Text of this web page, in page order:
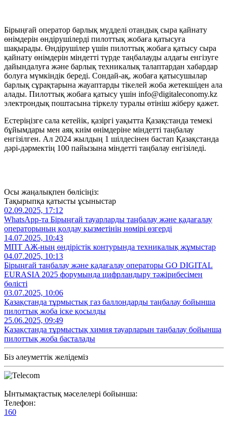
Бірыңғай оператор барлық мүдделі отандық сыра қайнату
өнімдерін өндірушілерді пилоттық жобаға қатысуға
шақырады. Өндірушілер үшін пилоттық жобаға қатысу сыра
қайнату өнімдерін міндетті түрде таңбалауды алдағы енгізуге
дайындалуға және барлық техникалық талаптардан хабардар
болуға мүмкіндік береді. Сондай-ақ, жобаға қатысушылар
барлық сұрақтарына жауаптарды тікелей жоба жетекшіден ала
алады. Пилоттық жобаға қатысу үшін info@digitaleconomy.kz
электрондық поштасына тіркелу туралы өтініш жіберу қажет.
Естеріңізге сала кетейік, қазіргі уақытта Қазақстанда темекі
бұйымдары мен аяқ киім өнімдеріне міндетті таңбалау
енгізілген. Ал 2024 жылдың 1 шілдесінен бастап Қазақстанда
дәрі-дәрмектің 100 пайызына міндетті таңбалау енгізіледі.
Осы жаңалықпен бөлісіңіз:
Тақырыпқа қатысты ұсыныстар
02.09.2025, 17:12
WhatsApp-та Бірыңғай тауарларды таңбалау және қадағалау
операторының қолдау қызметінің нөмірі өзгерді
14.07.2025, 10:43
МПТ АЖ-ның өндірістік контурында техникалық жұмыстар
04.07.2025, 10:13
Бірыңғай таңбалау және қадағалау операторы GO DIGITAL
EURASIA 2025 форумында цифрландыру тәжірибесімен
бөлісті
03.07.2025, 10:06
Қазақстанда тұрмыстық газ баллондарды таңбалау бойынша
пилоттық жоба іске қосылды
25.06.2025, 09:49
Қазақстанда тұрмыстық химия тауарларын таңбалау бойынша
пилоттық жоба басталады
Біз әлеуметтік желідеміз
Ынтымақтастық мәселелері бойынша:
Телефон:
160